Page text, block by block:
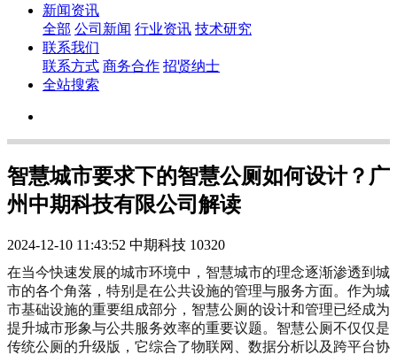
新闻资讯
全部 公司新闻 行业资讯 技术研究
联系我们
联系方式 商务合作 招贤纳士
全站搜索
智慧城市要求下的智慧公厕如何设计？广
州中期科技有限公司解读
2024-12-10 11:43:52 中期科技 10320
在当今快速发展的城市环境中，智慧城市的理念逐渐渗透到城
市的各个角落，特别是在公共设施的管理与服务方面。作为城
市基础设施的重要组成部分，智慧公厕的设计和管理已经成为
提升城市形象与公共服务效率的重要议题。智慧公厕不仅仅是
传统公厕的升级版，它综合了物联网、数据分析以及跨平台协